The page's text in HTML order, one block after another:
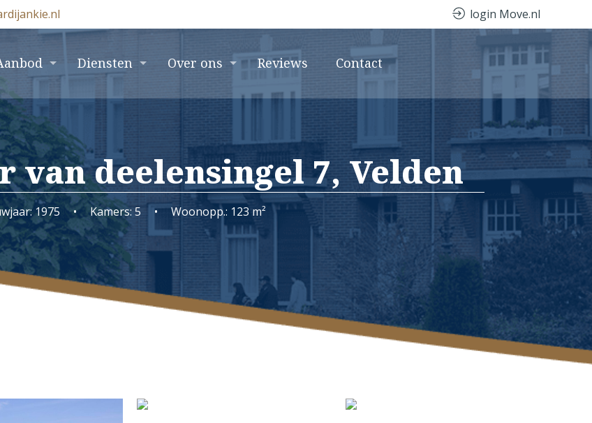
login Move.nl
Diensten Over ons Reviews Contact
van deelensingel 7, Velden
1975 • Kamers: 5 • Woonopp.: 123 m²